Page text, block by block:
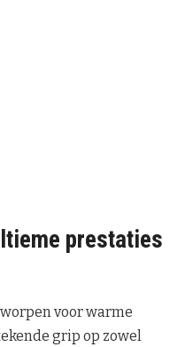
prestaties
voor warme
grip op zowel